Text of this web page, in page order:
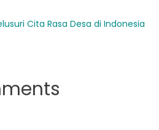
Cita Rasa Desa di Indonesia